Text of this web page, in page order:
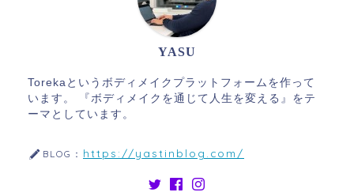
YASU
Torekaというボディメイクプラットフォームを作って
います。 『ボディメイクを通じて人生を変える』をテ
ーマとしています。
BLOG： https://yastinblog.com/